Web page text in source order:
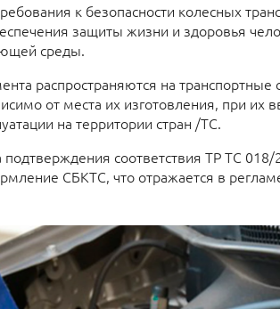
к безопасности колесных
защиты жизни и здоровья
среды.
распространяются на транспортные
от места их изготовления, при их
на территории стран /ТС.
соответствия ТР ТС
СБКТС, что отражается в